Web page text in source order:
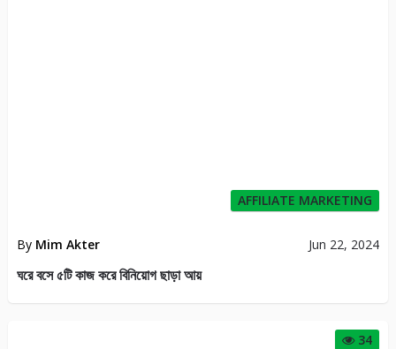
AFFILIATE MARKETING
By Mim Akter Jun 22, 2024
ঘরে বসে ৫টি কাজ করে বিনিয়োগ ছাড়া আয়
34